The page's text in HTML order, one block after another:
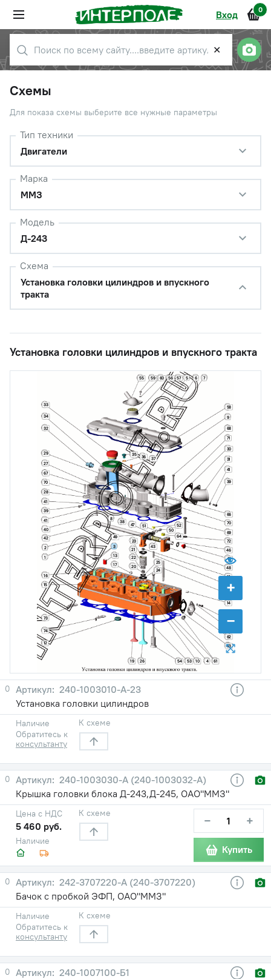
Вход 0
✕
Схемы
Для показа схемы выберите все нужные параметры
Тип техники
Двигатели
Марка
ММЗ
Модель
Д-243
Схема
Установка головки цилиндров и впускного
тракта
Установка головки цилиндров и впускного тракта
+
−
1
2 3
4
5 6 7
8
9
10
12
13
14
15
16
17
18
19
20
21
22
23
24
25
26
27
28
29
30
31
32
33
34
35 36 37
38
39
39
40
41
41
41
42
43
44
45
46
47
48
49
50
51 52
53
54
55 56 57
58
59 60
61
62
63
64
65
66
67
68
69
70
70
71
72
73
74
0
240-1003010-А-23
Установка головки цилиндров
Наличие
Обратитесь к
консультанту
К схеме
0
240-1003030-A (240-1003032-А)
Крышка головки блока Д-243,Д-245, ОАО"ММЗ"
Наличие
Цена с НДС
5 460 руб.
К схеме − +
Купить
0
242-3707220-A (240-3707220)
Бачок с пробкой ЭФП, ОАО"ММЗ"
Наличие
Обратитесь к
консультанту
К схеме
0
240-1007100-Б1